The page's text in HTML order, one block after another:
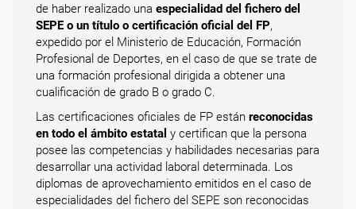
de haber realizado una especialidad del fichero del
SEPE o un título o certificación oficial del FP,
expedido por el Ministerio de Educación, Formación
Profesional de Deportes, en el caso de que se trate de
una formación profesional dirigida a obtener una
cualificación de grado B o grado C.
Las certificaciones oficiales de FP están reconocidas
en todo el ámbito estatal y certifican que la persona
posee las competencias y habilidades necesarias para
desarrollar una actividad laboral determinada. Los
diplomas de aprovechamiento emitidos en el caso de
especialidades del fichero del SEPE son reconocidas